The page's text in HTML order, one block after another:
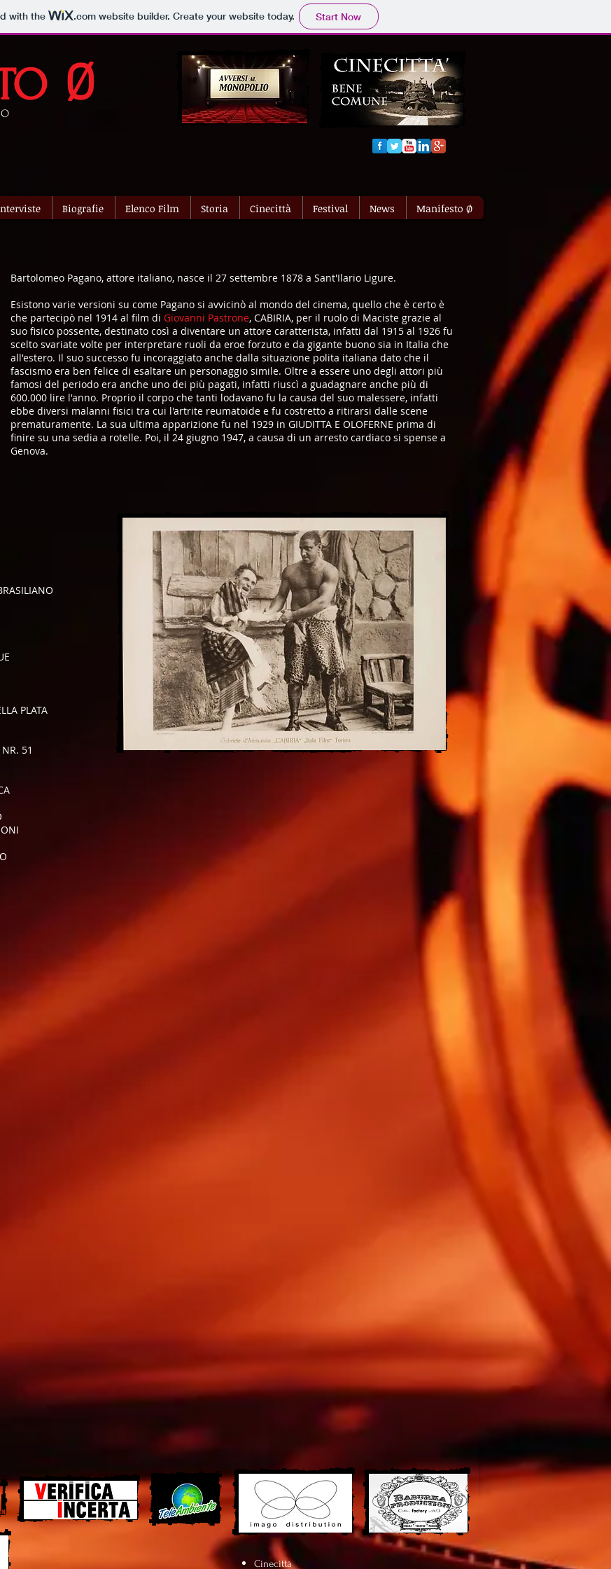
with the .comwebsite builder. Create your website today. Start Now
Ø
Biografie Elenco Film Storia Cinecittà Festival News Manifesto Ø
Bartolomeo Pagano, attore italiano, nasce il 27 settembre 1878 a Sant'Ilario Ligure.
Esistono varie versioni su come Pagano si avvicinò al mondo del cinema, quello che è certo è
che partecipò nel 1914 al film di Giovanni Pastrone, CABIRIA, per il ruolo di Maciste grazie al
suo fisico possente, destinato così a diventare un attore caratterista, infatti dal 1915 al 1926 fu
scelto svariate volte per interpretare ruoli da eroe forzuto e da gigante buono sia in Italia che
all'estero. Il suo successo fu incoraggiato anche dalla situazione polita italiana dato che il
fascismo era ben felice di esaltare un personaggio simile. Oltre a essere uno degli attori più
famosi del periodo era anche uno dei più pagati, infatti riuscì a guadagnare anche più di
600.000 lire l'anno. Proprio il corpo che tanti lodavano fu la causa del suo malessere, infatti
ebbe diversi malanni fisici tra cui l'artrite reumatoide e fu costretto a ritirarsi dalle scene
prematuramente. La sua ultima apparizione fu nel 1929 in GIUDITTA E OLOFERNE prima di
finire su una sedia a rotelle. Poi, il 24 giugno 1947, a causa di un arresto cardiaco si spense a
Genova.
PLATA
51
Cinecittà